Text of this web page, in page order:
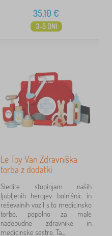
35,10 €
3-5 DNI
Le Toy Van Zdravniška
torba z dodatki
Sledite stopinjam naših
ljubljenih herojev bolnišnic in
reševalnih vozil s to medicinsko
torbo, popolno za male
nadebudne zdravnike in
medicinske sestre. Ta...